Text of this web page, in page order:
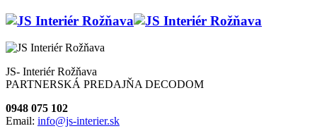
JS- Interiér Rožňava
PARTNERSKÁ PREDAJŇA DECODOM
0948 075 102
Email: info@js-interier.sk